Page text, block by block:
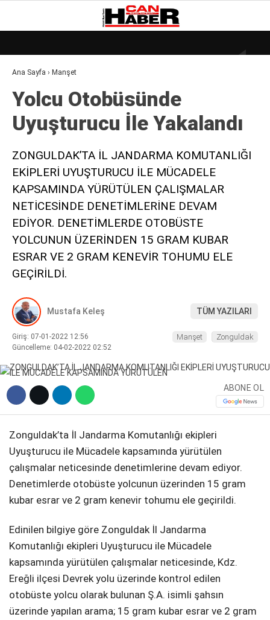
WhatsApp İhbar Hattı
Facebook
Instagram
19.5°
GALERİ
DÜNYA
EKONOMI
KÜLÜR – SANAT
MAGAZIN
SAĞLIK
POLITIKA
ASAYIŞ
Ana Sayfa › Manşet
Yolcu Otobüsünde
Uyuşturucu İle Yakalandı
ZONGULDAK’TA İL JANDARMA KOMUTANLIĞI
EKİPLERİ UYUŞTURUCU İLE MÜCADELE
KAPSAMINDA YÜRÜTÜLEN ÇALIŞMALAR
NETİCESİNDE DENETİMLERİNE DEVAM
EDİYOR. DENETİMLERDE OTOBÜSTE
YOLCUNUN ÜZERİNDEN 15 GRAM KUBAR
ESRAR VE 2 GRAM KENEVİR TOHUMU ELE
GEÇİRİLDİ.
Mustafa Keleş TÜM YAZILARI
Giriş: 07-01-2022 12:56
Güncelleme: 04-02-2022 02:52
Manşet Zonguldak
ABONE OL
Zonguldak’ta İl Jandarma Komutanlığı ekipleri
Uyuşturucu ile Mücadele kapsamında yürütülen
çalışmalar neticesinde denetimlerine devam ediyor.
Denetimlerde otobüste yolcunun üzerinden 15 gram
kubar esrar ve 2 gram kenevir tohumu ele geçirildi.
Edinilen bilgiye göre Zonguldak İl Jandarma
Komutanlığı ekipleri Uyuşturucu ile Mücadele
kapsamında yürütülen çalışmalar neticesinde, Kdz.
Ereğli ilçesi Devrek yolu üzerinde kontrol edilen
otobüste yolcu olarak bulunan Ş.A. isimli şahsın
üzerinde yapılan arama; 15 gram kubar esrar ve 2 gram